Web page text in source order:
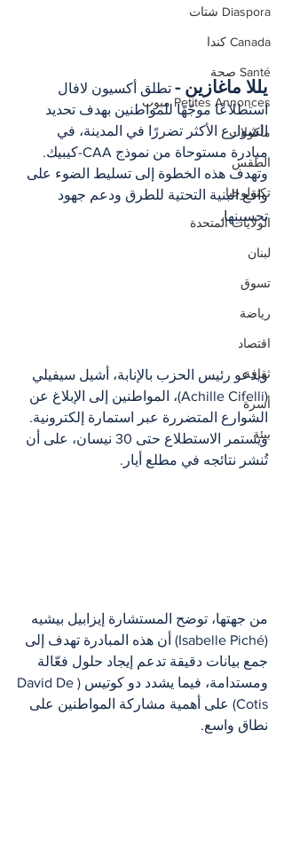
Diaspora شتات
Canada كندا
Santé صحة
Petites Annonces مبوب
مأكولات
الطقس
تكنولوجيا
الولايات المتحدة
لبنان
تسوق
رياضة
اقتصاد
ثقافة
أسرة
بيئة
يللا ماغازين - تطلق أكسيون لافال
استطلاعًا موجّهًا للمواطنين بهدف تحديد
الشوارع الأكثر تضررًا في المدينة، في
مبادرة مستوحاة من نموذج CAA-كيبيك.
وتهدف هذه الخطوة إلى تسليط الضوء على
واقع البنية التحتية للطرق ودعم جهود
تحسينها.
ويدعو رئيس الحزب بالإنابة، أشيل سيفيلي
(Achille Cifelli)، المواطنين إلى الإبلاغ عن
الشوارع المتضررة عبر استمارة إلكترونية.
ويستمر الاستطلاع حتى 30 نيسان، على أن
تُنشر نتائجه في مطلع أيار.
من جهتها، توضح المستشارة إيزابيل بيشيه
(Isabelle Piché) أن هذه المبادرة تهدف إلى
جمع بيانات دقيقة تدعم إيجاد حلول فعّالة
ومستدامة، فيما يشدد دو كوتيس (David De
Cotis) على أهمية مشاركة المواطنين على
نطاق واسع.